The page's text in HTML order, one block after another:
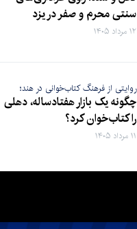
سنتی محرم و صفر در یزد
۱۲ مرداد ۱۴۰۵
روایتی از فرهنگ کتاب‌خوانی در هند؛
چگونه یک بازار هفتادساله، دهلی
را کتاب‌خوان کرد؟
۱۱ مرداد ۱۴۰۵